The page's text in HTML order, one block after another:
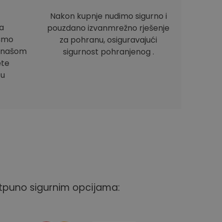
Nakon kupnje nudimo sigurno i
pouzdano izvanmrežno rješenje
za pohranu, osiguravajući
sigurnost pohranjenog .
sigurnim opcijama: